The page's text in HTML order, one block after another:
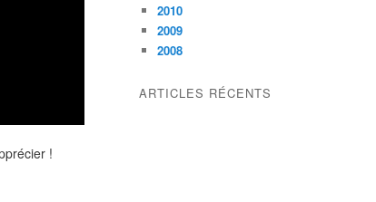
!
2010
2009
2008
ARTICLES RÉCENTS